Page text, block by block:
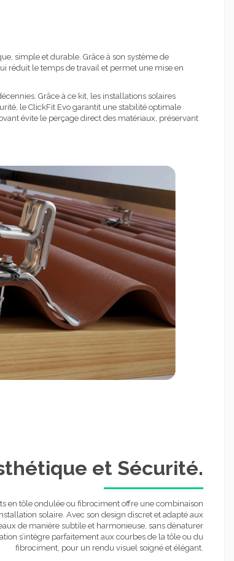
simple et durable. Grâce à son système de
réduit le temps de travail et permet une mise en
Grâce à ce kit, les installations solaires
le ClickFit Evo garantit une stabilité optimale
évite le perçage direct des matériaux, préservant
et Sécurité.
en tôle ondulée ou fibrociment offre une combinaison
solaire. Avec son design discret et adapté aux
de manière subtile et harmonieuse, sans dénaturer
s’intègre parfaitement aux courbes de la tôle ou du
fibrociment, pour un rendu visuel soigné et élégant.